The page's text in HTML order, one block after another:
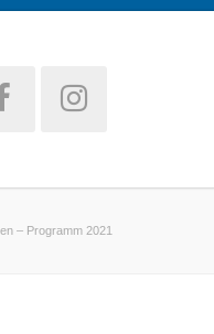
– Programm 2021